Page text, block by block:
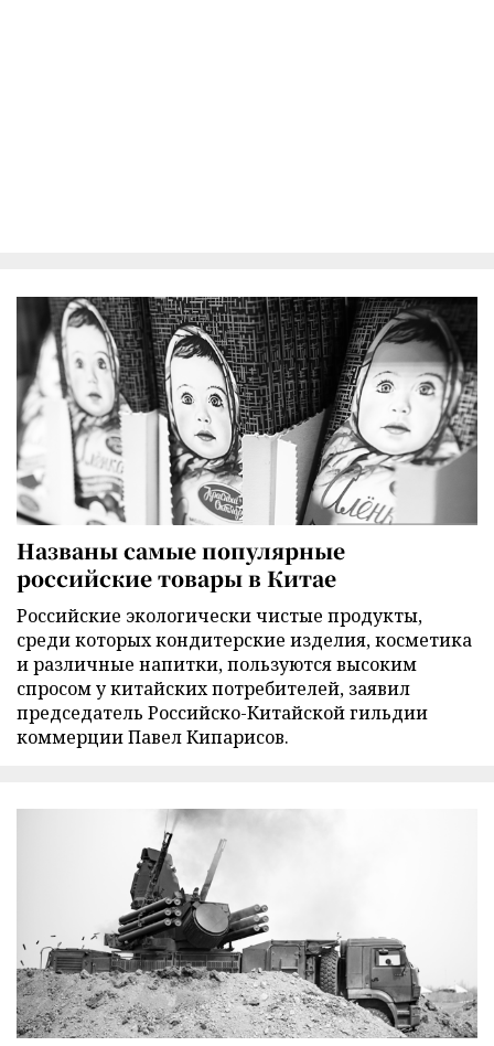
Названы самые популярные
российские товары в Китае
Российские экологически чистые продукты,
среди которых кондитерские изделия, косметика
и различные напитки, пользуются высоким
спросом у китайских потребителей, заявил
председатель Российско-Китайской гильдии
коммерции Павел Кипарисов.